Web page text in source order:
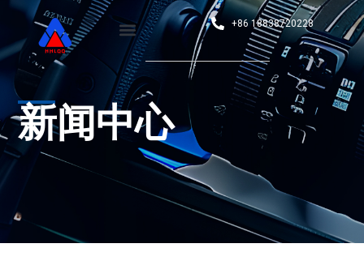
+86 18838720228
新闻中心